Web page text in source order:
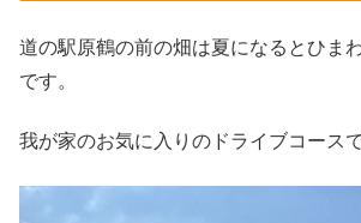
道の駅原鶴の前の畑は夏になるとひま
です。
我が家のお気に入りのドライブコース